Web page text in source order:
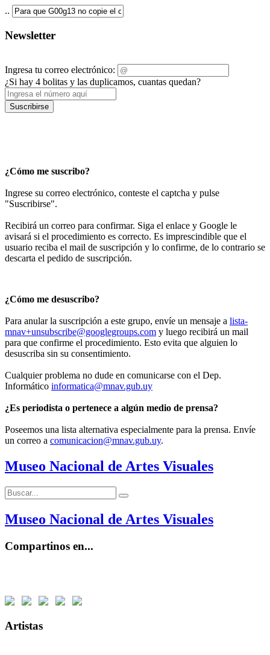
..
Newsletter
Ingresa tu correo electrónico:
¿Si hay 4 bolitas y las duplicamos, cuantas quedan?
Suscribirse
¿Cómo me suscribo?
Ingrese su correo electrónico, conteste el captcha y pulse
"Suscribirse".
Recibirá un correo para confirmar. Siga el enlace y Google le
avisará si el procedimiento es correcto. Es imprescindible que el
usuario reciba el mail de suscripción y lo confirme, de lo contrario se
descarta el pedido de suscripción.
¿Cómo me desuscribo?
Para anular la suscripción a este grupo, envíe un mensaje a lista-
mnav+unsubscribe@googlegroups.com y luego recibirá un mail
para que confirme el procedimiento. Esto evita que alguien lo
desuscriba sin su consentimiento.
Cualquier problema no dude en comunicarse con el Dep.
Informático informatica@mnav.gub.uy
¿Es periodista o pertenece a algún medio de prensa?
Poseemos una lista alternativa especialmente para la prensa. Envíe
un correo a comunicacion@mnav.gub.uy.
Museo Nacional de Artes Visuales
Buscar:
Buscar
Museo Nacional de Artes Visuales
Compartinos en...
Artistas